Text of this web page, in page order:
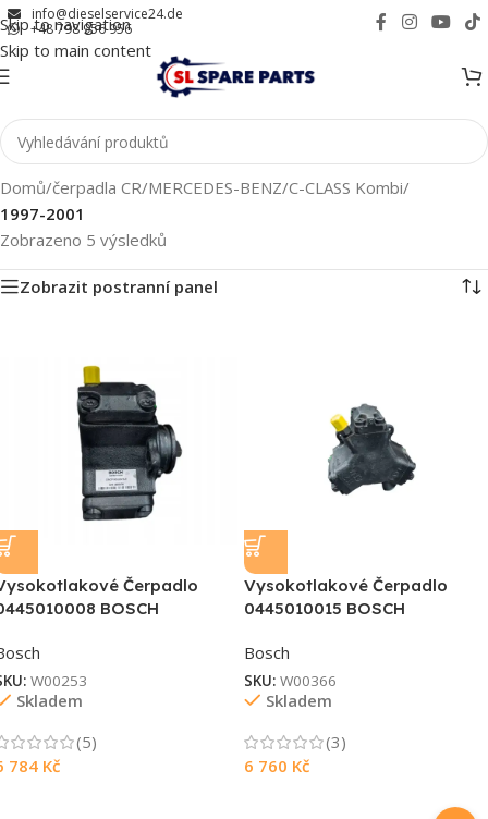
Skip to navigation
Skip to main content
info@dieselservice24.de
+48 798 956 956
Domů/čerpadla CR/MERCEDES-BENZ/C-CLASS Kombi/
1997-2001
Zobrazeno 5 výsledků
Zobrazit postranní panel
Čerpadlo
BOSCH
W00253
Skladem
(5)
784 Kč
Vysokotlakové Čerpadlo
0445010015 BOSCH
Bosch
SKU: W00366
Skladem
(3)
6 760 Kč